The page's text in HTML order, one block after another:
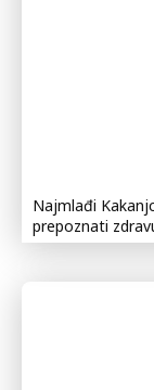
Najmlađi
prepoznati